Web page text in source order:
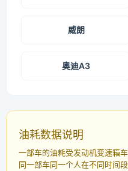
威朗
奥迪A3
油耗数据说明
一部车的油耗受发动机变速箱
同一部车同一个人在不同时间